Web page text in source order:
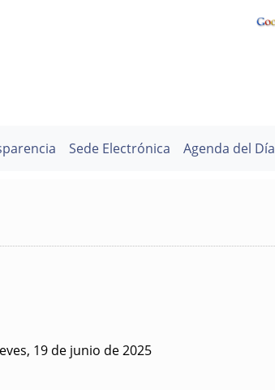
Sede Electrónica Agenda del Día
19 de junio de 2025